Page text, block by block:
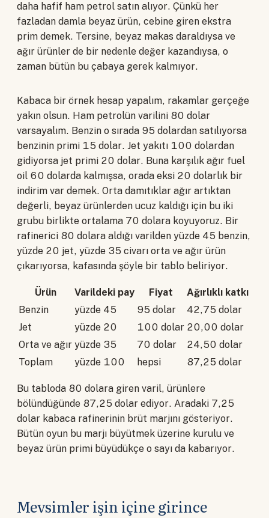
daha hafif ham petrol satın alıyor. Çünkü her
fazladan damla beyaz ürün, cebine giren ekstra
prim demek. Tersine, beyaz makas daraldıysa ve
ağır ürünler de bir nedenle değer kazandıysa, o
zaman bütün bu çabaya gerek kalmıyor.
Kabaca bir örnek hesap yapalım, rakamlar gerçeğe
yakın olsun. Ham petrolün varilini 80 dolar
varsayalım. Benzin o sırada 95 dolardan satılıyorsa
benzinin primi 15 dolar. Jet yakıtı 100 dolardan
gidiyorsa jet primi 20 dolar. Buna karşılık ağır fuel
oil 60 dolarda kalmışsa, orada eksi 20 dolarlık bir
indirim var demek. Orta damıtıklar ağır artıktan
değerli, beyaz ürünlerden ucuz kaldığı için bu iki
grubu birlikte ortalama 70 dolara koyuyoruz. Bir
rafinerici 80 dolara aldığı varilden yüzde 45 benzin,
yüzde 20 jet, yüzde 35 civarı orta ve ağır ürün
çıkarıyorsa, kafasında şöyle bir tablo beliriyor.
Ürün Varildeki pay Fiyat
Ağırlıklı katkı
Benzin
yüzde 45 95 dolar
42,75 dolar
Jet
yüzde 20 100 dolar 20,00 dolar
Orta ve ağır yüzde 35 70 dolar
24,50 dolar
Toplam
yüzde 100 hepsi 87,25 dolar
Bu tabloda 80 dolara giren varil, ürünlere
bölündüğünde 87,25 dolar ediyor. Aradaki 7,25
dolar kabaca rafinerinin brüt marjını gösteriyor.
Bütün oyun bu marjı büyütmek üzerine kurulu ve
beyaz ürün primi büyüdükçe o sayı da kabarıyor.
Mevsimler işin içine girince